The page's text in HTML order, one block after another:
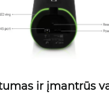
ir įmantrūs